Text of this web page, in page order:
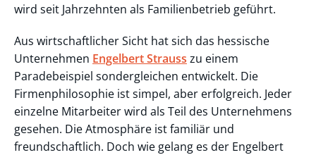
wird seit Jahrzehnten als Familienbetrieb geführt.
Aus wirtschaftlicher Sicht hat sich das hessische
Unternehmen Engelbert Strauss zu einem
Paradebeispiel sondergleichen entwickelt. Die
Firmenphilosophie ist simpel, aber erfolgreich. Jeder
einzelne Mitarbeiter wird als Teil des Unternehmens
gesehen. Die Atmosphäre ist familiär und
freundschaftlich. Doch wie gelang es der Engelbert